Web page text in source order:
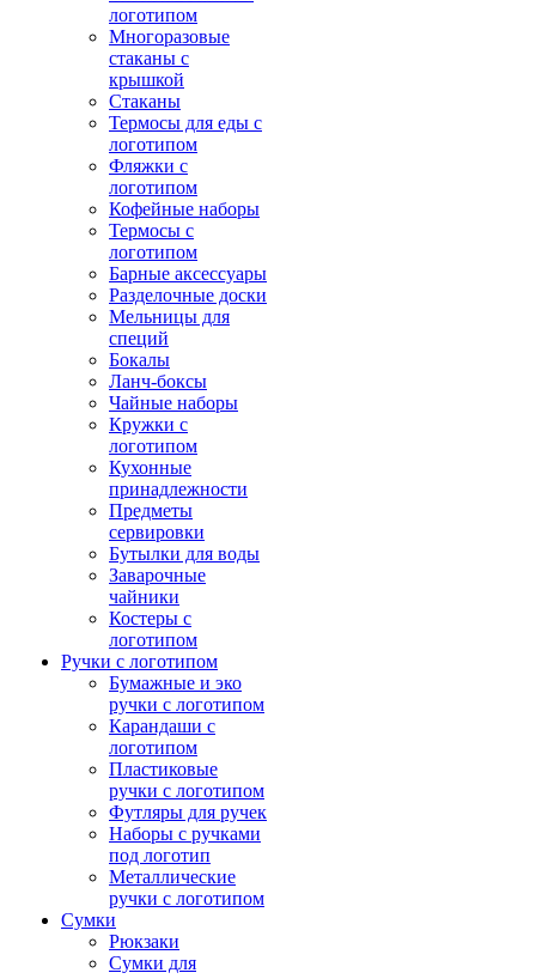
логотипом
Многоразовые
стаканы с
крышкой
Стаканы
Термосы для еды с
логотипом
Фляжки с
логотипом
Кофейные наборы
Термосы с
логотипом
Барные аксессуары
Разделочные доски
Мельницы для
специй
Бокалы
Ланч-боксы
Чайные наборы
Кружки с
логотипом
Кухонные
принадлежности
Предметы
сервировки
Бутылки для воды
Заварочные
чайники
Костеры с
логотипом
Ручки с логотипом
Бумажные и эко
ручки с логотипом
Карандаши с
логотипом
Пластиковые
ручки с логотипом
Футляры для ручек
Наборы с ручками
под логотип
Металлические
ручки с логотипом
Сумки
Рюкзаки
Сумки для